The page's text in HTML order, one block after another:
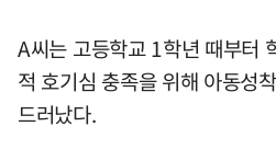
A씨는 고등학교 1학년 때부터
적 호기심 충족을 위해 아동성
드러났다.